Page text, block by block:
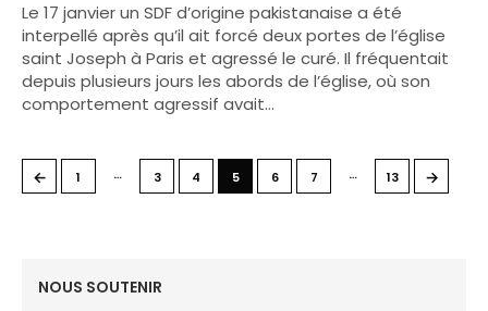
Le 17 janvier un SDF d’origine pakistanaise a été
interpellé après qu’il ait forcé deux portes de l’église
saint Joseph à Paris et agressé le curé. Il fréquentait
depuis plusieurs jours les abords de l’église, où son
comportement agressif avait…
← 1 … 3 4 5 6 7 … 13 →
NOUS SOUTENIR